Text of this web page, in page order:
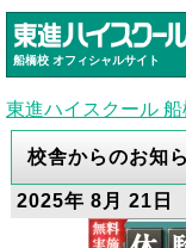
船橋校 オフィシャルサイト
東進ハイスクール 船
校舎からのお知
2025年 8月 21日